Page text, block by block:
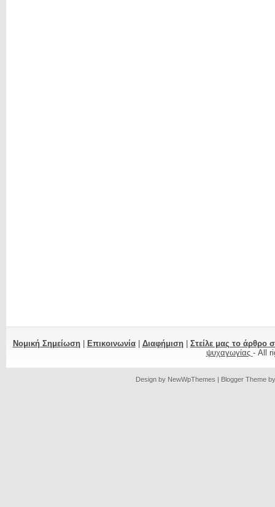
Νομική Σημείωση| Επικοινωνία| Διαφήμιση| Στείλε μας το άρθρο
ψυχαγωγίας - All
Design by NewWpThemes | Blogger Theme